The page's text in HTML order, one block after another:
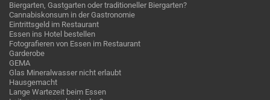
Biergarten, Gastgarten oder traditioneller Biergarten?
Cannabiskonsum in der Gastronomie
Eintrittsgeld im Restaurant
Essen ins Hotel bestellen
Fotografieren von Essen im Restaurant
Garderobe
GEMA
Glas Mineralwasser nicht erlaubt
Hausgemacht
Lange Wartezeit beim Essen